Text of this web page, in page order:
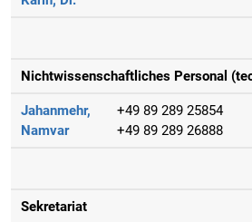
Nichtwissenschaftliches Personal
Jahanmehr,
Namvar
+49 89 289 25854
+49 89 289 26888
Sekretariat